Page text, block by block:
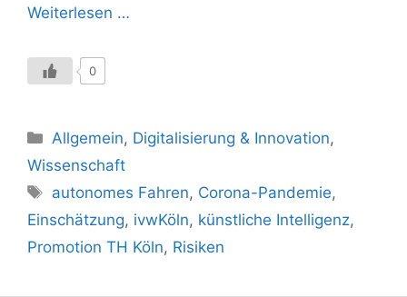
Weiterlesen …
0
Kategorien
Allgemein, Digitalisierung & Innovation,
Wissenschaft
Schlagwörter
autonomes Fahren, Corona-Pandemie,
Einschätzung, ivwKöln, künstliche Intelligenz,
Promotion TH Köln, Risiken